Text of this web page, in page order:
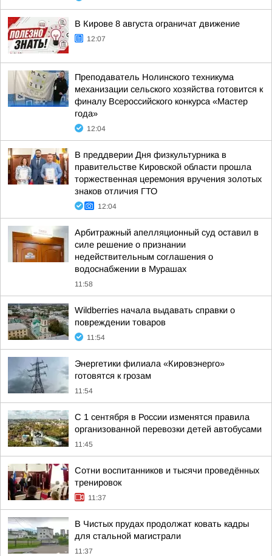
В Кирове 8 августа ограничат движение
12:07
Преподаватель Нолинского техникума
механизации сельского хозяйства готовится к
финалу Всероссийского конкурса «Мастер
года»
12:04
В преддверии Дня физкультурника в
правительстве Кировской области прошла
торжественная церемония вручения золотых
знаков отличия ГТО
12:04
Арбитражный апелляционный суд оставил в
силе решение о признании
недействительным соглашения о
водоснабжении в Мурашах
11:58
Wildberries начала выдавать справки о
повреждении товаров
11:54
Энергетики филиала «Кировэнерго»
готовятся к грозам
11:54
С 1 сентября в России изменятся правила
организованной перевозки детей автобусами
11:45
Сотни воспитанников и тысячи проведённых
тренировок
11:37
В Чистых прудах продолжат ковать кадры
для стальной магистрали
11:37